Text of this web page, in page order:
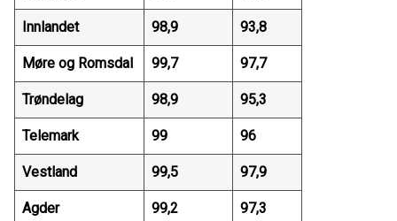
Innlandet 98,9 93,8
Møre og Romsdal 99,7 97,7
Trøndelag 98,9 95,3
Telemark 99 96
Vestland 99,5 97,9
Agder 99,2 97,3